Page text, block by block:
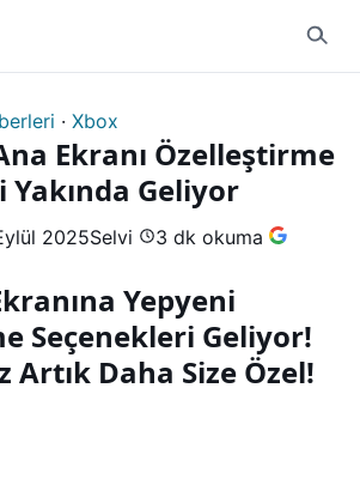
· Xbox
Ekranı Özelleştirme
Yakında Geliyor
2025Selvi
3 dk okuma
Yepyeni
Seçenekleri Geliyor!
Artık Daha Size Özel!